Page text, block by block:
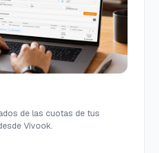
de las cuotas de tus
Vivook.